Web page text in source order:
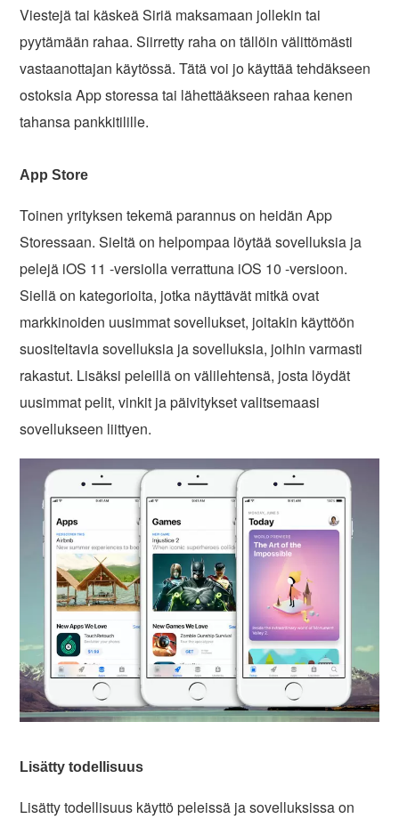
Viestejä tai käskeä Siriä maksamaan jollekin tai
pyytämään rahaa. Siirretty raha on tällöin välittömästi
vastaanottajan käytössä. Tätä voi jo käyttää tehdäkseen
ostoksia App storessa tai lähettääkseen rahaa kenen
tahansa pankkitilille.
App Store
Toinen yrityksen tekemä parannus on heidän App
Storessaan. Sieltä on helpompaa löytää sovelluksia ja
pelejä iOS 11 -versiolla verrattuna iOS 10 -versioon.
Siellä on kategorioita, jotka näyttävät mitkä ovat
markkinoiden uusimmat sovellukset, joitakin käyttöön
suositeltavia sovelluksia ja sovelluksia, joihin varmasti
rakastut. Lisäksi peleillä on välilehtensä, josta löydät
uusimmat pelit, vinkit ja päivitykset valitsemaasi
sovellukseen liittyen.
Lisätty todellisuus
Lisätty todellisuus käyttö peleissä ja sovelluksissa on